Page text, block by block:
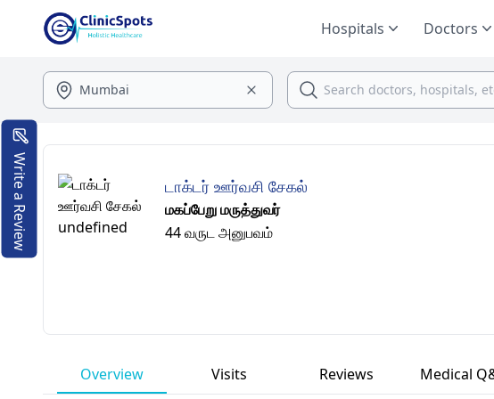
Hospitals Doctors
டாக்டர் ஊர்வசி சேகல்
மகப்பேறு மருத்துவர்
44 வருட அனுபவம்
Overview Visits Reviews Medical
Write a Review